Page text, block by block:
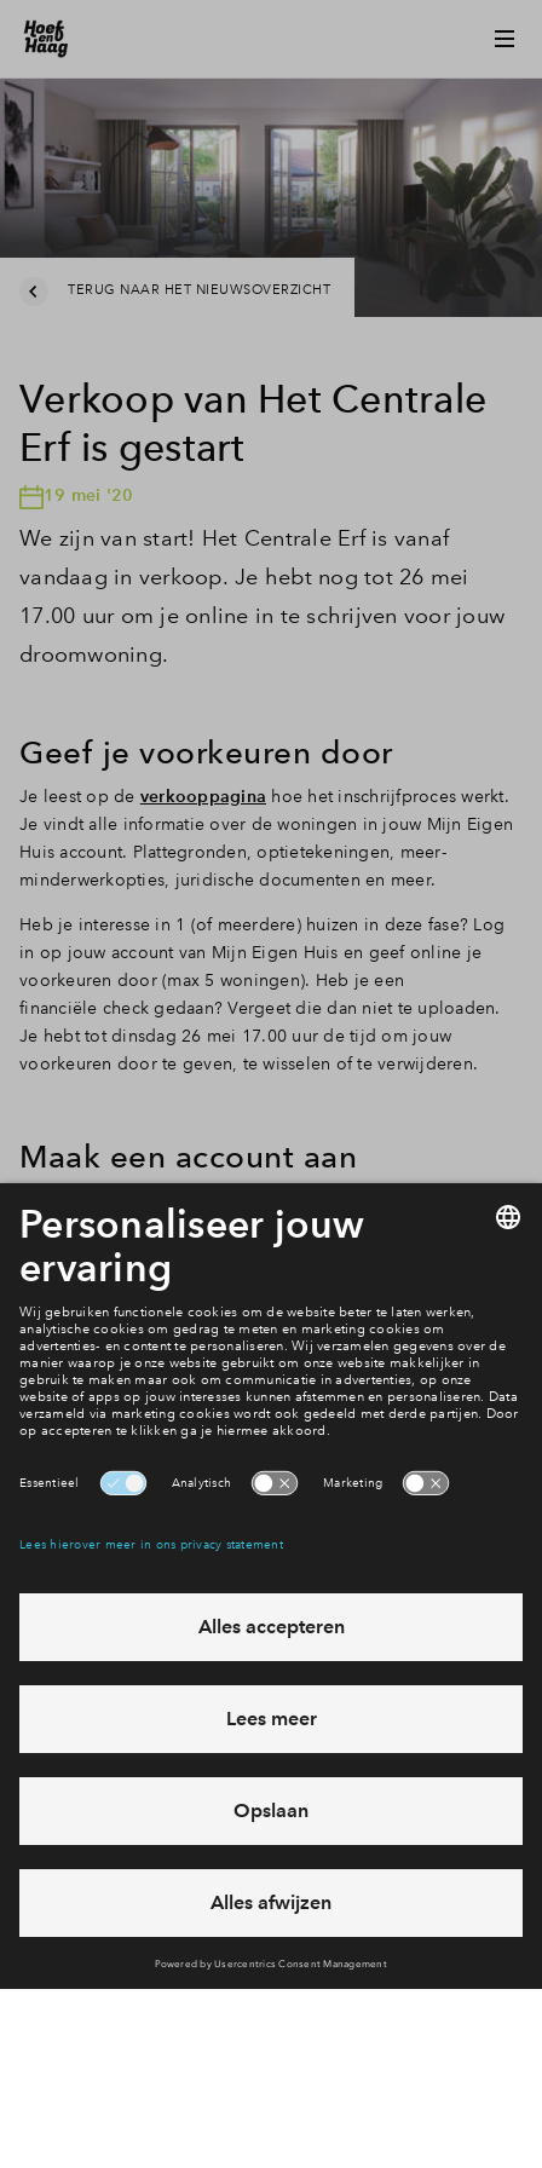
TERUG NAAR HET NIEUWSOVERZICHT
Verkoop van Het Centrale
Erf is gestart
19 mei '20
We zijn van start! Het Centrale Erf is vanaf
vandaag in verkoop. Je hebt nog tot 26 mei
17.00 uur om je online in te schrijven voor jouw
droomwoning.
Geef je voorkeuren door
Je leest op de verkooppagina hoe het inschrijfproces werkt.
Je vindt alle informatie over de woningen in jouw Mijn Eigen
Huis account. Plattegronden, optietekeningen, meer-
minderwerkopties, juridische documenten en meer.
Heb je interesse in 1 (of meerdere) huizen in deze fase? Log
in op jouw account van Mijn Eigen Huis en geef online je
voorkeuren door (max 5 woningen). Heb je een
financiële check gedaan? Vergeet die dan niet te uploaden.
Je hebt tot dinsdag 26 mei 17.00 uur de tijd om jouw
voorkeuren door te geven, te wisselen of te verwijderen.
Maak een account aan
en geef
dan je woningvoorkeuren door. Dit kan tot dinsdag 26 mei
17.00 uur. Woensdag 27 mei vindt de toewijzing plaats. Je
ontvangt uiterlijk aan het einde van de dag de uitslag van de
toewijzing. Ook kun je dit terugvinden in je Mijn Eigen Huis
account.
Hiermee blijf je op de hoogte van het belangrijkste nieuws en
Ja, ik wil mij aanmelden
Heb je een vraag en wil je direct antwoord? Bel ons op088
712 28 68
6 dagen per week beschikbaar (behalve tijdens
via chat en telefoon